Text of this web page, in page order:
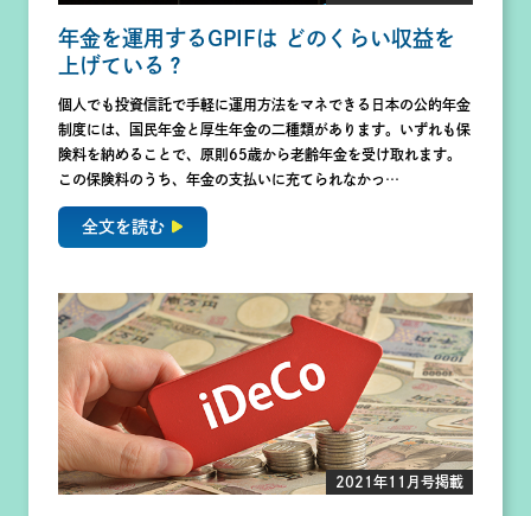
年金を運用するGPIFは どのくらい収益を
上げている？
個人でも投資信託で手軽に運用方法をマネできる日本の公的年金
制度には、国民年金と厚生年金の二種類があります。いずれも保
険料を納めることで、原則65歳から老齢年金を受け取れます。
この保険料のうち、年金の支払いに充てられなかっ…
全文を読む
2021年11月号掲載